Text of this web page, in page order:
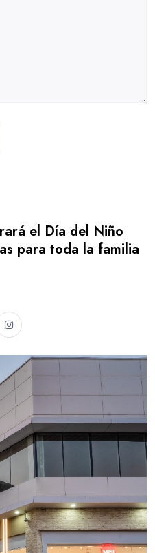
el Día del Niño
para toda la familia